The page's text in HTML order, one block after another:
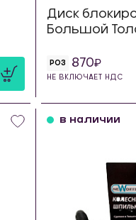
Диск
Большой
РОЗ 870
НЕ ВКЛЮЧАЕТ НДС
в наличии